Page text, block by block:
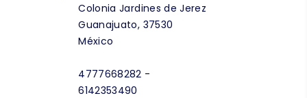
Colonia Jardines de Jerez
Guanajuato, 37530
México
4777668282 -
6142353490